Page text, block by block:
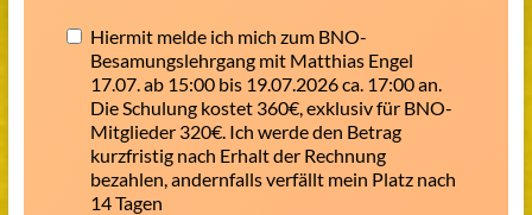
Hiermit melde ich mich zum BNO-
Besamungslehrgang mit Matthias Engel
17.07. ab 15:00 bis 19.07.2026 ca. 17:00 an.
Die Schulung kostet 360€, exklusiv für BNO-
Mitglieder 320€. Ich werde den Betrag
kurzfristig nach Erhalt der Rechnung
bezahlen, andernfalls verfällt mein Platz nach
14 Tagen